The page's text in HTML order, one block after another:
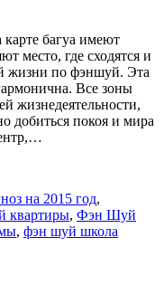
багуа имеют
место, где сходятся и
жизни по фэншуй. Эта
Все зоны
жизнедеятельности,
добиться покоя и мира
на 2015 год,
квартиры, Фэн Шуй
, фэн шуй школа